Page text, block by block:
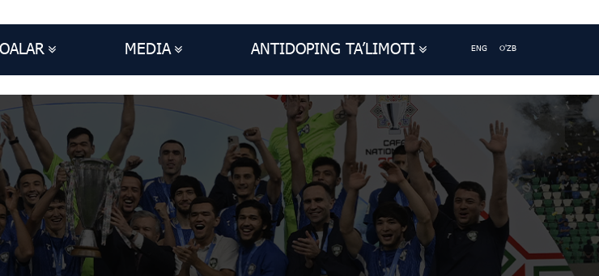
MEDIA ANTIDOPING TA’LIMOTI ENG O'ZB